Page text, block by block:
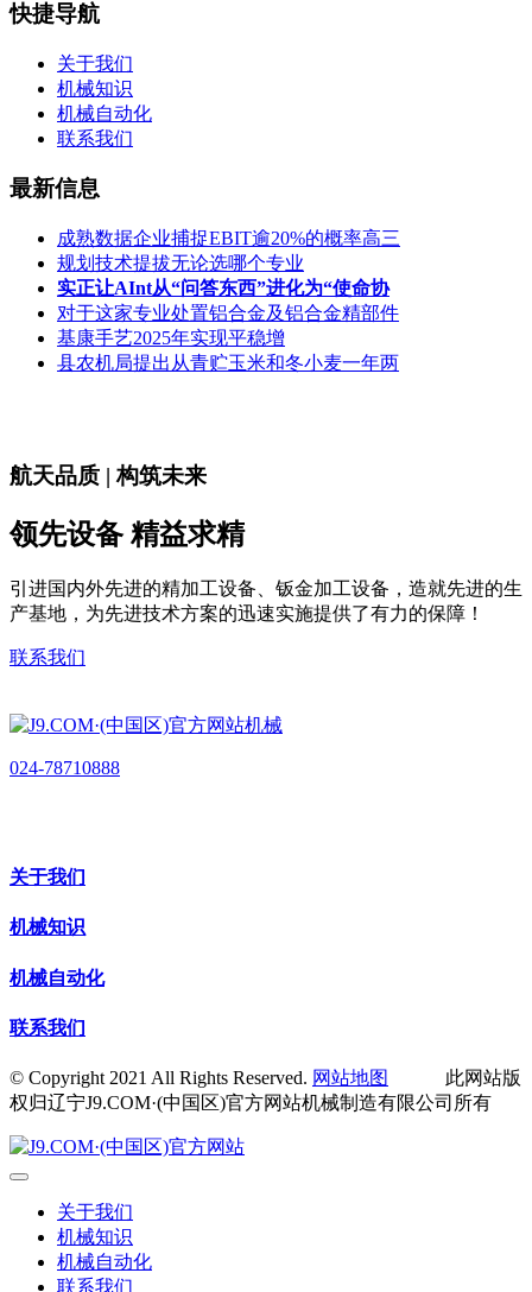
快捷导航
关于我们
机械知识
机械自动化
联系我们
最新信息
成熟数据企业捕捉EBIT逾20%的概率高三
规划技术提拔无论选哪个专业
实正让AInt从“问答东西”进化为“使命协
对于这家专业处置铝合金及铝合金精部件
基康手艺2025年实现平稳增
县农机局提出从青贮玉米和冬小麦一年两
航天品质 | 构筑未来
领先设备 精益求精
引进国内外先进的精加工设备、钣金加工设备，造就先进的生
产基地，为先进技术方案的迅速实施提供了有力的保障！
联系我们
024-78710888
关于我们
机械知识
机械自动化
联系我们
© Copyright 2021 All Rights Reserved. 网站地图
此网站版
权归辽宁J9.COM·(中国区)官方网站机械制造有限公司所有
关于我们
机械知识
机械自动化
联系我们